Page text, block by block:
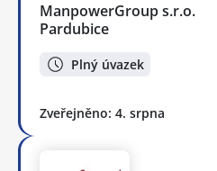
ManpowerGroup s.r.o.
Pardubice
Plný úvazek
Zveřejněno: 4. srpna